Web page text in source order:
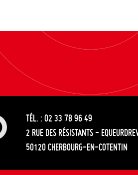
TÉL. : 02 33 78 96 49
2 RUE DES RÉSISTANTS -
50120 CHERBOURG-EN-COTENTIN